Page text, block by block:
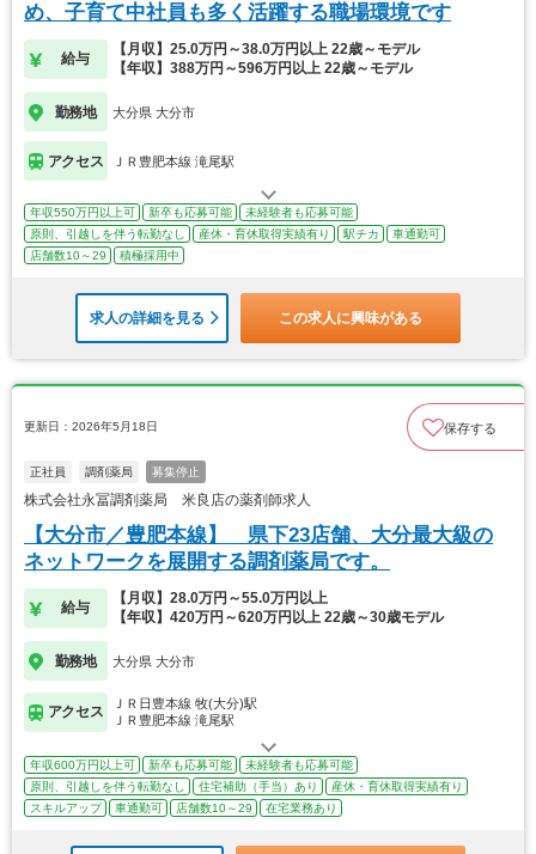
め、子育て中社員も多く活躍する職場環境です
給与
【月収】25.0万円～38.0万円以上 22歳～モデル
【年収】388万円～596万円以上 22歳～モデル
勤務地 大分県 大分市
アクセス ＪＲ豊肥本線 滝尾駅
年収550万円以上可 新卒も応募可能
未経験者も応募可能
原則、引越しを伴う転勤なし
産休・育休取得実績有り 駅チカ
車通勤可
店舗数10～29
積極採用中
求人の詳細を見る この求人に興味がある
更新日：2026年5月18日 保存する
正社員 調剤薬局 募集停止
株式会社永冨調剤薬局 米良店の薬剤師求人
【大分市／豊肥本線】 県下23店舗、大分最大級の
ネットワークを展開する調剤薬局です。
給与
【月収】28.0万円～55.0万円以上
【年収】420万円～620万円以上 22歳～30歳モデル
勤務地 大分県 大分市
アクセス
ＪＲ日豊本線 牧(大分)駅
ＪＲ豊肥本線 滝尾駅
年収600万円以上可 新卒も応募可能
未経験者も応募可能
原則、引越しを伴う転勤なし
住宅補助（手当）あり
産休・育休取得実績有り
スキルアップ
車通勤可 店舗数10～29 在宅業務あり